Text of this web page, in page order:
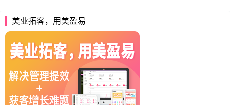
美业拓客，用美盈易